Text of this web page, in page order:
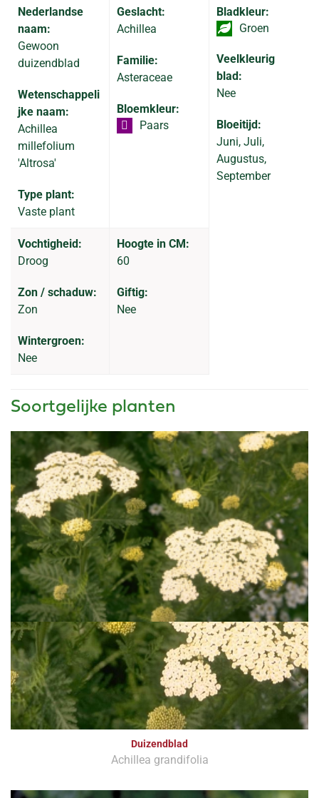
Nederlandse
naam:
Gewoon
duizendblad
Wetenschappeli
jke naam:
Achillea
millefolium
'Altrosa'
Type plant:
Vaste plant
Geslacht:
Achillea
Familie:
Asteraceae
Bloemkleur:
Paars
Bladkleur:
Groen
Veelkleurig
blad:
Nee
Bloeitijd:
Juni, Juli,
Augustus,
September
Vochtigheid:
Droog
Zon / schaduw:
Zon
Wintergroen:
Nee
Hoogte in CM:
60
Giftig:
Nee
Soortgelijke planten
Duizendblad
Achillea grandifolia